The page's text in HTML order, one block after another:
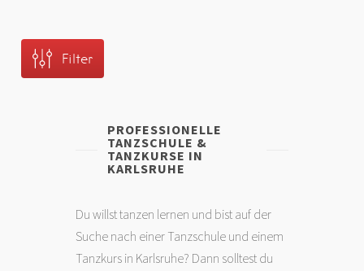
Filter
PROFESSIONELLE
TANZSCHULE &
TANZKURSE IN
KARLSRUHE
Du willst tanzen lernen und bist auf der
Suche nach einer Tanzschule und einem
Tanzkurs in Karlsruhe? Dann solltest du